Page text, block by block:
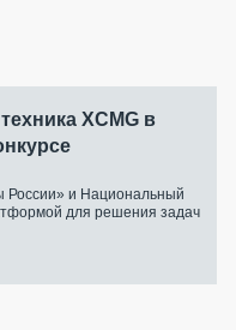
XCMG в
и Национальный
для решения задач